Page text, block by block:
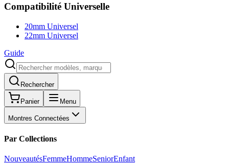
Compatibilité Universelle
20mm Universel
22mm Universel
Guide
Rechercher
Panier Menu
Montres Connectées
Par Collections
NouveautésFemmeHommeSeniorEnfant